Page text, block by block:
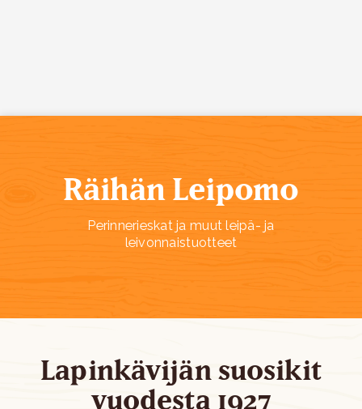
Räihän Leipomo
Perinnerieskat ja muut leipä- ja
leivonnaistuotteet
Lapinkävijän suosikit
vuodesta 1927